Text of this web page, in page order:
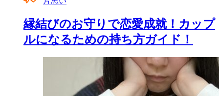
縁結びのお守りで恋愛成就！カップ
ルになるための持ち方ガイド！